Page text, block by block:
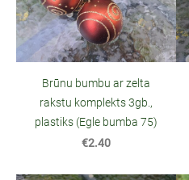
Brūnu bumbu ar zelta
rakstu komplekts 3gb.,
plastiks (Egle bumba 75)
€2.40